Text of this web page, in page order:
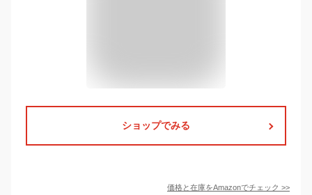
ショップでみる
価格と在庫をAmazonでチェック >>